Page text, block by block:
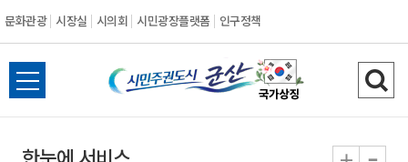
문화관광 시장실 시의회 시민광장플랫폼 인구정책
시
민
전
체
뉴
검
색
기